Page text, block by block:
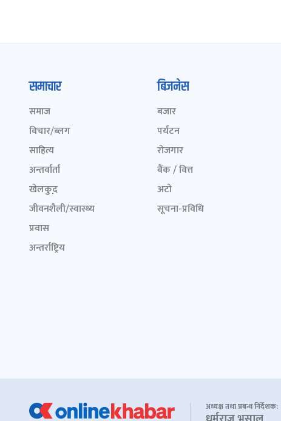
समाचार
समाज
विचार/ब्लग
साहित्य
अन्तर्वार्ता
खेलकुद़़
जीवनशैली/स्वास्थ्य
प्रवास
अन्तर्राष्ट्रिय
बिजनेस
बजार
पर्यटन
रोजगार
बैंक / वित्त
अटो
सूचना-प्रविधि
अध्यक्ष तथा प्रबन्ध निर्देशक: